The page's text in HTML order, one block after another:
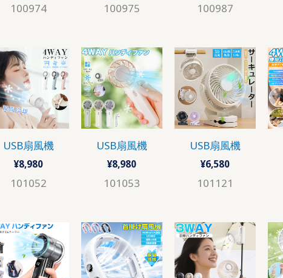
100974 100975 100987
USB扇風機
¥8,980
101052
USB扇風機
¥8,980
101053
USB扇風機
¥6,580
101121